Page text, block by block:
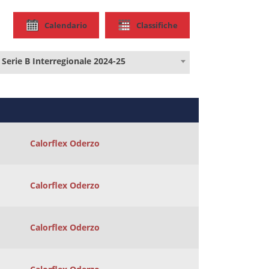
Calendario Classifiche
Serie B Interregionale 2024-25
Calorflex Oderzo
Calorflex Oderzo
Calorflex Oderzo